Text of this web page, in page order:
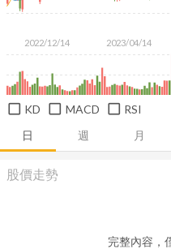
日 週 月
2022/12/14 2023/04/14
KD MACD RSI
股價走勢
完整內容，